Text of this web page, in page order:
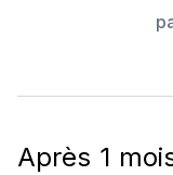
Après 1